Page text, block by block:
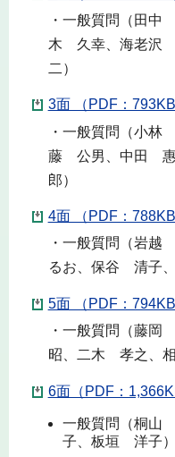
・一般質問（田
木 久幸、海老沢
二）
3面 （PDF：793KB
・一般質問（小
藤 公男、中田
郎）
4面 （PDF：788KB
・一般質問（岩
るお、保谷 清子
5面 （PDF：794KB
・一般質問（藤
昭、二木 孝之、
6面（PDF：
一般質問（桐
子、板垣 洋子）